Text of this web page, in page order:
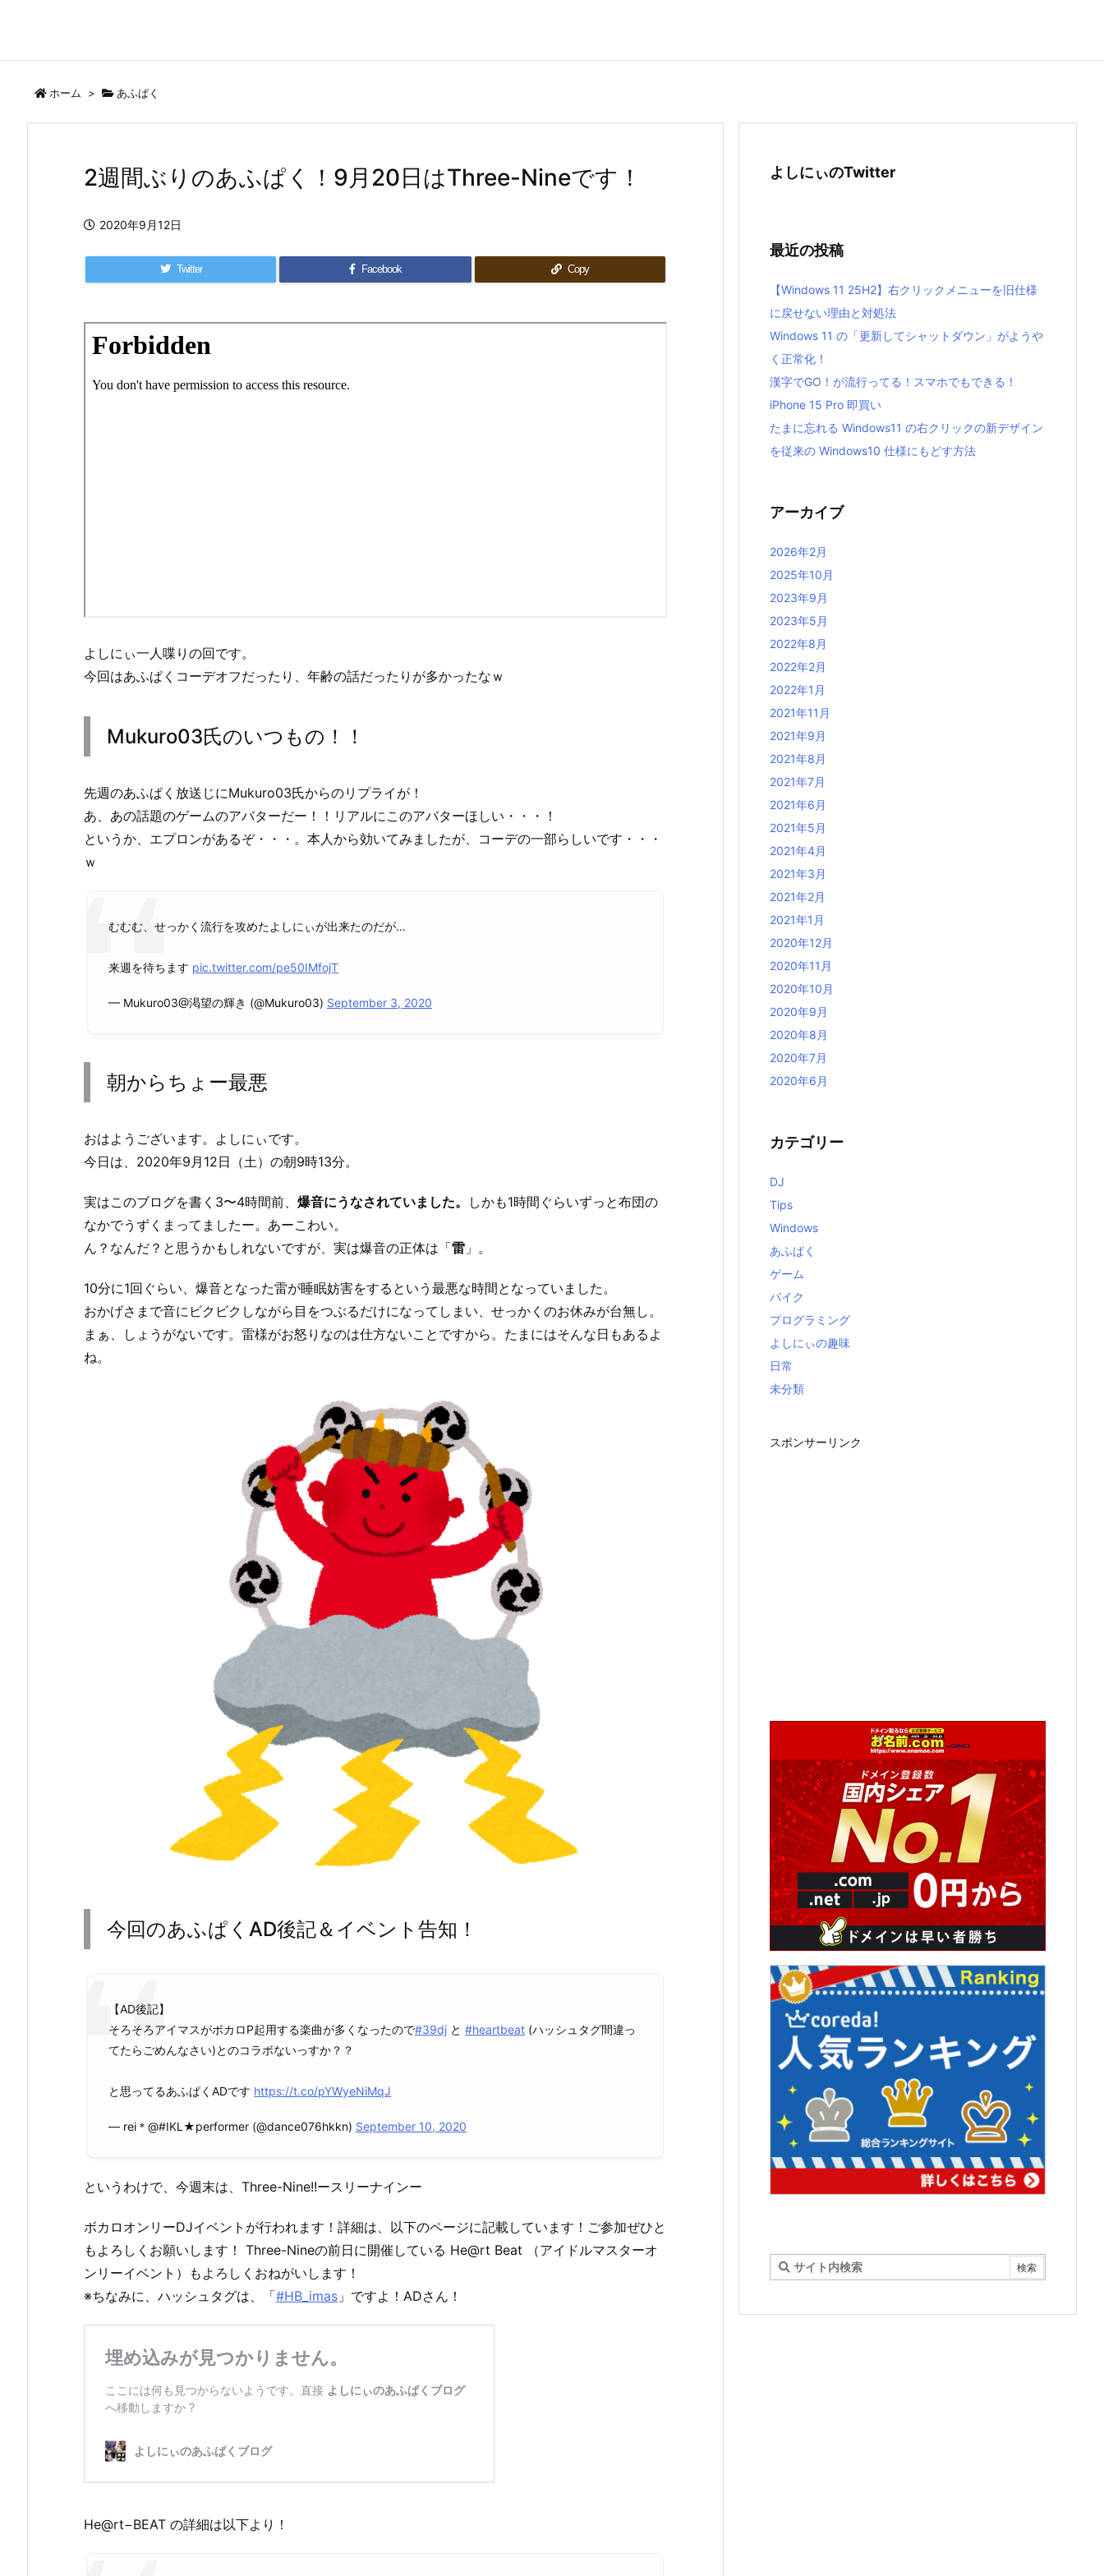
ホーム > あふぱく
2週間ぶりのあふぱく！9月20日はThree-Nineです！
2020年9月12日
Twitter Facebook Copy
よしにぃ一人喋りの回です。
今回はあふぱくコーデオフだったり、年齢の話だったりが多かったなｗ
Mukuro03氏のいつもの！！
先週のあふぱく放送じにMukuro03氏からのリプライが！
あ、あの話題のゲームのアバターだー！！リアルにこのアバターほしい・・・！
というか、エプロンがあるぞ・・・。本人から効いてみましたが、コーデの一部らしいです・・・
ｗ
むむむ、せっかく流行を攻めたよしにぃが出来たのだが…
来週を待ちます pic.twitter.com/pe50IMfojT
— Mukuro03@渇望の輝き (@Mukuro03) September 3, 2020
朝からちょー最悪
おはようございます。よしにぃです。
今日は、2020年9月12日（土）の朝9時13分。
実はこのブログを書く3〜4時間前、 爆音にうなされていました。
しかも1時間ぐらいずっと布団の
なかでうずくまってましたー。あーこわい。
ん？なんだ？と思うかもしれないですが、実は爆音の正体は「雷 」。
10分に1回ぐらい、爆音となった雷が睡眠妨害をするという最悪な時間となっていました。
おかげさまで音にビクビクしながら目をつぶるだけになってしまい、せっかくのお休みが台無し。
まぁ、しょうがないです。雷様がお怒りなのは仕方ないことですから。たまにはそんな日もあるよ
ね。
今回のあふぱくAD後記＆イベント告知！
【AD後記】
そろそろアイマスがボカロP起用する楽曲が多くなったので#39dj と #heartbeat (ハッシュタグ間違っ
てたらごめんなさい)とのコラボないっすか？？
と思ってるあふぱくADです https://t.co/pYWyeNiMqJ
— rei＊@#IKL★performer (@dance076hkkn) September 10, 2020
というわけで、今週末は、Three-Nine!!ースリーナインー
ボカロオンリーDJイベントが行われます！詳細は、以下のページに記載しています！ご参加ぜひと
もよろしくお願いします！ Three-Nineの前日に開催している He@rt Beat （アイドルマスターオ
ンリーイベント）もよろしくおねがいします！
※ちなみに、ハッシュタグは、「#HB_imas 」ですよ！ADさん！
He@rt−BEAT の詳細は以下より！
よしにぃのTwitter
最近の投稿
【Windows 11 25H2】右クリックメニューを旧仕様
に戻せない理由と対処法
Windows 11 の「更新してシャットダウン」がようや
く正常化！
漢字でGO！が流行ってる！スマホでもできる！
iPhone 15 Pro 即買い
たまに忘れる Windows11 の右クリックの新デザイン
を従来の Windows10 仕様にもどす方法
アーカイブ
2026年2月
2025年10月
2023年9月
2023年5月
2022年8月
2022年2月
2022年1月
2021年11月
2021年9月
2021年8月
2021年7月
2021年6月
2021年5月
2021年4月
2021年3月
2021年2月
2021年1月
2020年12月
2020年11月
2020年10月
2020年9月
2020年8月
2020年7月
2020年6月
カテゴリー
DJ
Tips
Windows
あふぱく
ゲーム
バイク
プログラミング
よしにぃの趣味
日常
未分類
スポンサーリンク